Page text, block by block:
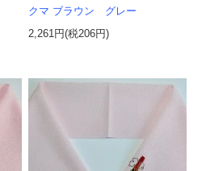
クマ ブラウン グレー
2,261円(税206円)